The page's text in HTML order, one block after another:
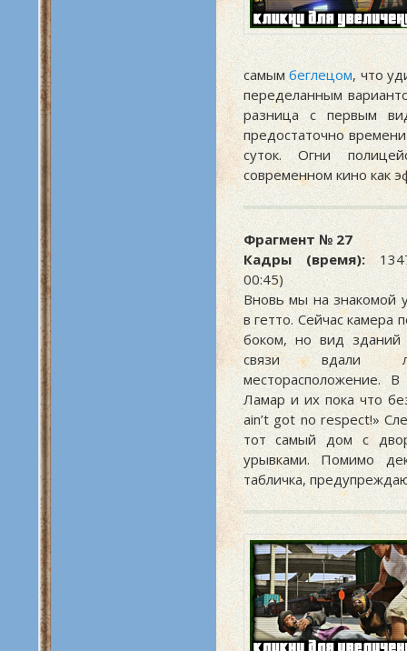
самымбеглецом, что
переделанным
разница с первым
предостаточно
суток. Огни
современном кино как
Фрагмент № 27
Кадры (время):
00:45)
Вновь мы на знакомой
в гетто. Сейчас камера
боком, но вид
связи вдали
месторасположение.
Ламар и их пока что
ain’t got no respect!»
тот самый дом с
урывками. Помимо
табличка,